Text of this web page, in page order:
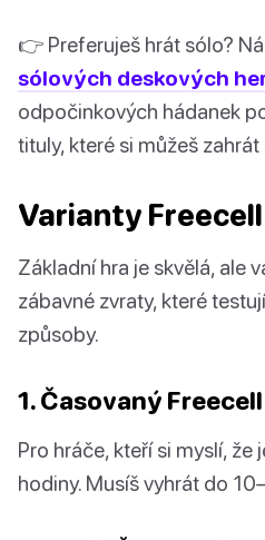
👉 Preferuješ hrát sólo?
sólových deskových
odpočinkových hádanek
tituly, které si můžeš zahrát
Varianty
Základní hra je skvělá, ale
zábavné zvraty, které
způsoby.
1. Časovaný Freecell
Pro hráče, kteří si myslí, že
hodiny. Musíš vyhrát do